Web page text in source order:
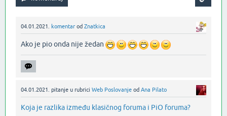
04.01.2021. komentar od Znatkica
Ako je pio onda nije žedan
04.01.2021. pitanje u rubrici Web Poslovanje od Ana Pilato
Koja je razlika između klasičnog foruma i PiO foruma?